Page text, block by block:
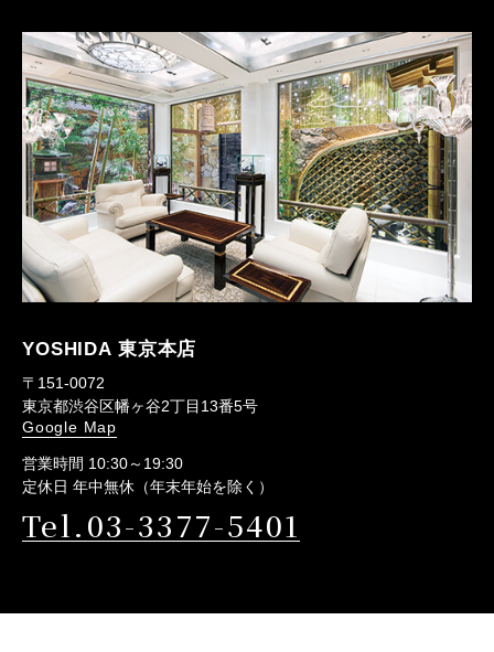
YOSHIDA 東京本店
〒151-0072
東京都渋谷区幡ヶ谷2丁目13番5号
Google Map
営業時間 10:30～19:30
定休日 年中無休（年末年始を除く）
Tel.03-3377-5401